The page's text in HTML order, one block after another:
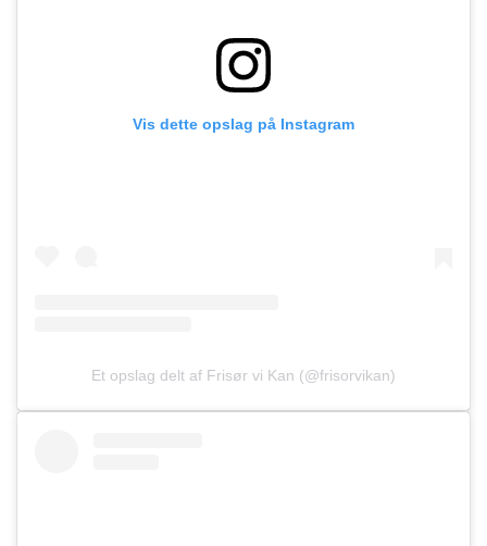
Vis dette opslag på Instagram
Et opslag delt af Frisør vi Kan (@frisorvikan)